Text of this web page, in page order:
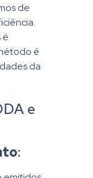
de
é
é
da
e
: